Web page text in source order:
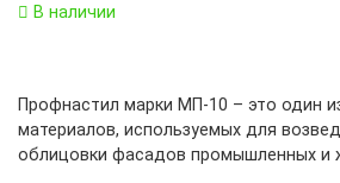
В наличии
Профнастил марки МП-10 – это один
материалов, используемых для
облицовки фасадов промышленных и